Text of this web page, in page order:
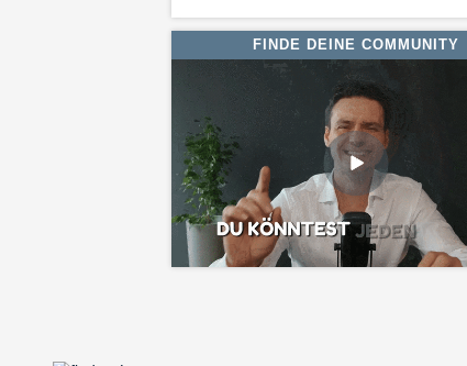
FINDE DEINE COMMUNITY